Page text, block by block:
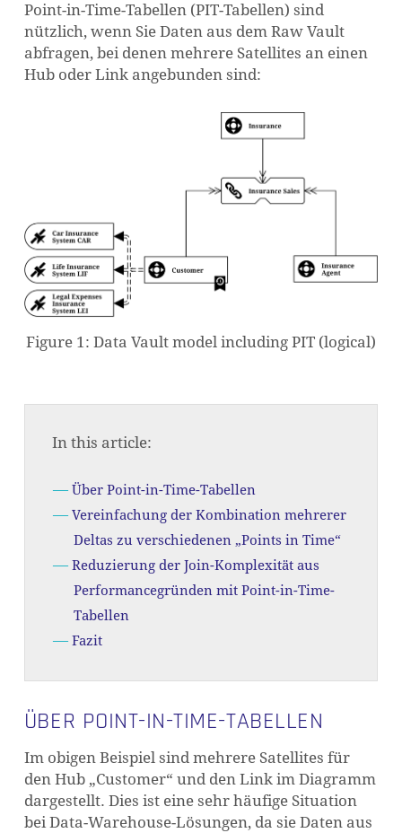
Point-in-Time-Tabellen (PIT-Tabellen) sind
nützlich, wenn Sie Daten aus dem Raw Vault
abfragen, bei denen mehrere Satellites an einen
Hub oder Link angebunden sind:
Figure 1: Data Vault model including PIT (logical)
In this article:
Über Point-in-Time-Tabellen
Vereinfachung der Kombination mehrerer
Deltas zu verschiedenen „Points in Time“
Reduzierung der Join-Komplexität aus
Performancegründen mit Point-in-Time-
Tabellen
Fazit
ÜBER POINT-IN-TIME-TABELLEN
Im obigen Beispiel sind mehrere Satellites für
den Hub „Customer“ und den Link im Diagramm
dargestellt. Dies ist eine sehr häufige Situation
bei Data-Warehouse-Lösungen, da sie Daten aus